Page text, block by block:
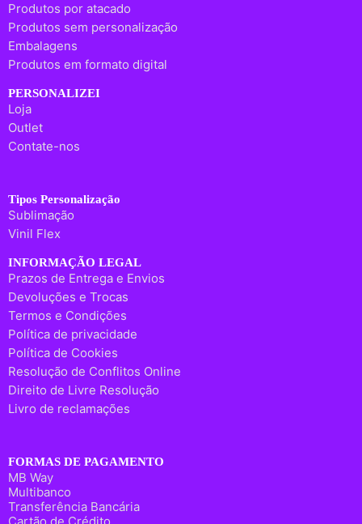
Produtos por atacado
Produtos sem personalização
Embalagens
Produtos em formato digital
PERSONALIZEI
Loja
Outlet
Contate-nos
Tipos Personalização
Sublimação
Vinil Flex
INFORMAÇÃO LEGAL
Prazos de Entrega e Envios
Devoluções e Trocas
Termos e Condições
Política de privacidade
Política de Cookies
Resolução de Conflitos Online
Direito de Livre Resolução
Livro de reclamações
FORMAS DE PAGAMENTO
MB Way
Multibanco
Transferência Bancária